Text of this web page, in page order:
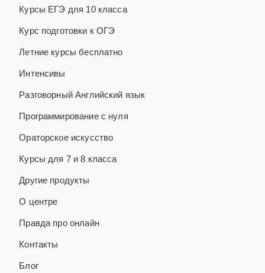
Курсы ЕГЭ для 10 класса
Курс подготовки к ОГЭ
Летние курсы бесплатно
Интенсивы
Разговорный Английский язык
Программирование с нуля
Ораторское искусство
Курсы для 7 и 8 класса
Другие продукты
О центре
Правда про онлайн
Контакты
Блог